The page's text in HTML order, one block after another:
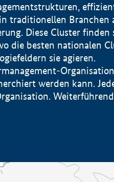
traditionellen Branchen
Diese Cluster finden
die besten nationalen
sie agieren.
werden kann.